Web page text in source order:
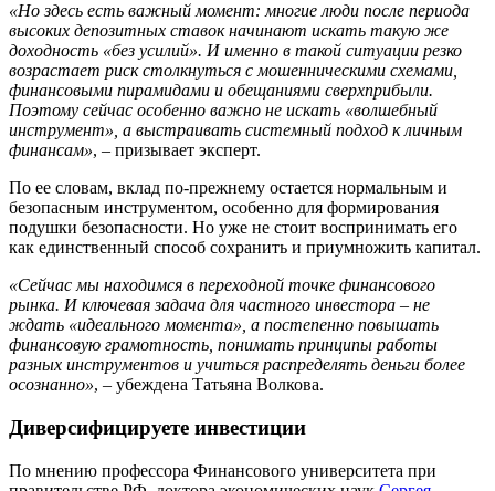
«Но здесь есть важный момент: многие люди после периода
высоких депозитных ставок начинают искать такую же
доходность «без усилий». И именно в такой ситуации резко
возрастает риск столкнуться с мошенническими схемами,
финансовыми пирамидами и обещаниями сверхприбыли.
Поэтому сейчас особенно важно не искать «волшебный
инструмент», а выстраивать системный подход к личным
финансам», – призывает эксперт.
По ее словам, вклад по-прежнему остается нормальным и
безопасным инструментом, особенно для формирования
подушки безопасности. Но уже не стоит воспринимать его
как единственный способ сохранить и приумножить капитал.
«Сейчас мы находимся в переходной точке финансового
рынка. И ключевая задача для частного инвестора – не
ждать «идеального момента», а постепенно повышать
финансовую грамотность, понимать принципы работы
разных инструментов и учиться распределять деньги более
осознанно», – убеждена Татьяна Волкова.
Диверсифицируете инвестиции
По мнению профессора Финансового университета при